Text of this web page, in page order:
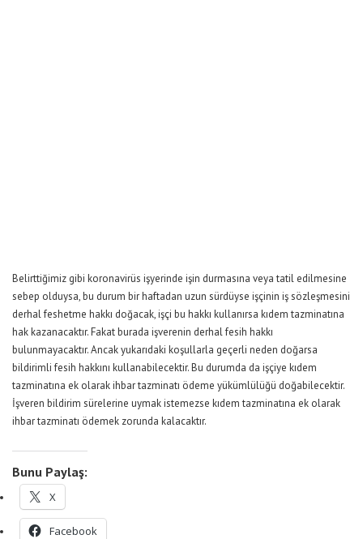
Belirttiğimiz gibi koronavirüs işyerinde işin durmasına veya tatil edilmesine
sebep olduysa, bu durum bir haftadan uzun sürdüyse işçinin iş sözleşmesini
derhal feshetme hakkı doğacak, işçi bu hakkı kullanırsa kıdem tazminatına
hak kazanacaktır. Fakat burada işverenin derhal fesih hakkı
bulunmayacaktır. Ancak yukarıdaki koşullarla geçerli neden doğarsa
bildirimli fesih hakkını kullanabilecektir. Bu durumda da işçiye kıdem
tazminatına ek olarak ihbar tazminatı ödeme yükümlülüğü doğabilecektir.
İşveren bildirim sürelerine uymak istemezse kıdem tazminatına ek olarak
ihbar tazminatı ödemek zorunda kalacaktır.
Bunu Paylaş:
X
Facebook